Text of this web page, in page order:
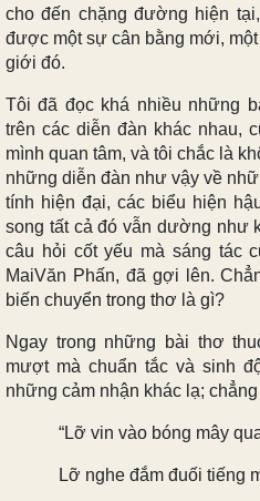
cho đến chặng đường hiện
được một sự cân bằng mới,
giới đó.
Tôi đã đọc khá nhiều những
trên các diễn đàn khác nhau,
mình quan tâm, và tôi chắc là
những diễn đàn như vậy về
tính hiện đại, các biểu hiện
song tất cả đó vẫn dường như
câu hỏi cốt yếu mà sáng tác
MaiVăn Phấn, đã gợi lên.
biến chuyển trong thơ là gì?
Ngay trong những bài thơ
mượt mà chuẩn tắc và sinh
những cảm nhận khác lạ;
“Lỡ vin vào bóng mây
Lỡ nghe đắm đuối tiếng